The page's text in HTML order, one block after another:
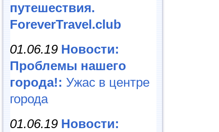
путешествия.
ForeverTravel.club
01.06.19 Новости:
Проблемы нашего
города!: Ужас в центре
города
01.06.19 Новости: